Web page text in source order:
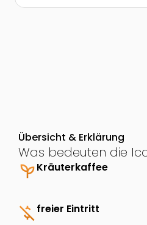
Übersicht & Erklärung
Was bedeuten die
psychiatryKräuterkaffee
money_off freier Eintritt